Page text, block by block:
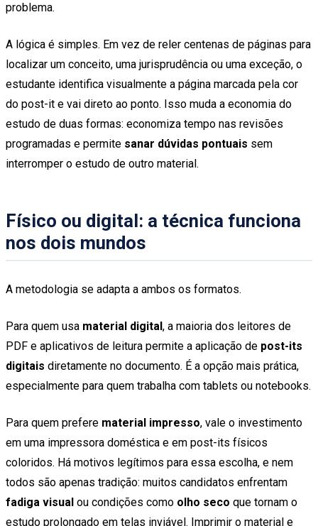
problema.
A lógica é simples. Em vez de reler centenas de páginas para
localizar um conceito, uma jurisprudência ou uma exceção, o
estudante identifica visualmente a página marcada pela cor
do post-it e vai direto ao ponto. Isso muda a economia do
estudo de duas formas: economiza tempo nas revisões
programadas e permite sanar dúvidas pontuais sem
interromper o estudo de outro material.
Físico ou digital: a técnica funciona
nos dois mundos
A metodologia se adapta a ambos os formatos.
Para quem usa material digital, a maioria dos leitores de
PDF e aplicativos de leitura permite a aplicação de post-its
digitais diretamente no documento. É a opção mais prática,
especialmente para quem trabalha com tablets ou notebooks.
Para quem prefere material impresso, vale o investimento
em uma impressora doméstica e em post-its físicos
coloridos. Há motivos legítimos para essa escolha, e nem
todos são apenas tradição: muitos candidatos enfrentam
fadiga visual ou condições como olho seco que tornam o
estudo prolongado em telas inviável. Imprimir o material e